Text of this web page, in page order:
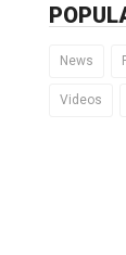
News
Videos